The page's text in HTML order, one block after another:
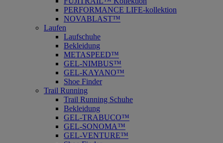
PERFORMANCE LIFE-kollektion
NOVABLAST™
Laufen
Laufschuhe
Bekleidung
METASPEED™
GEL-NIMBUS™
GEL-KAYANO™
Shoe Finder
Trail Running
Trail Running Schuhe
Bekleidung
GEL-TRABUCO™
GEL-SONOMA™
GEL-VENTURE™